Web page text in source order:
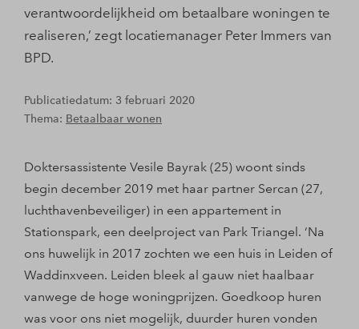
verantwoordelijkheid om betaalbare woningen te
realiseren,’ zegt locatiemanager Peter Immers van
BPD.
Publicatiedatum: 3 februari 2020
Thema: Betaalbaar wonen
Doktersassistente Vesile Bayrak (25) woont sinds
begin december 2019 met haar partner Sercan (27,
luchthavenbeveiliger) in een appartement in
Stationspark, een deelproject van Park Triangel. ‘Na
ons huwelijk in 2017 zochten we een huis in Leiden of
Waddinxveen. Leiden bleek al gauw niet haalbaar
vanwege de hoge woningprijzen. Goedkoop huren
was voor ons niet mogelijk, duurder huren vonden